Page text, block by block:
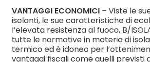
VANTAGGI ECONOMICI – Viste le
isolanti, le sue caratteristiche di
l’elevata resistenza al fuoco, B/
tutte le normative in materia di
termico ed è idoneo per
vantaggi fiscali come quelli previsti